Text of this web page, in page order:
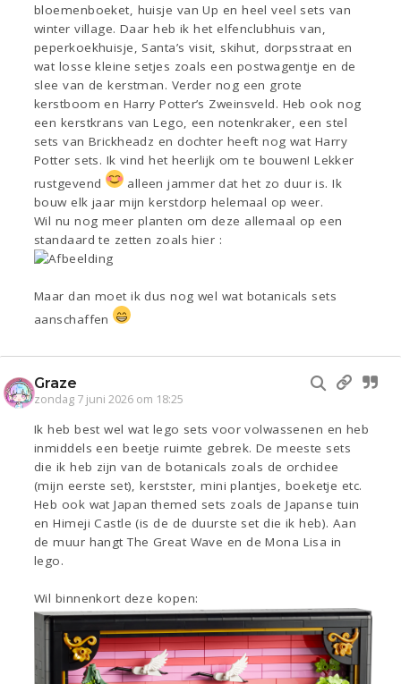
bloemenboeket, huisje van Up en heel veel sets van
winter village. Daar heb ik het elfenclubhuis van,
peperkoekhuisje, Santa’s visit, skihut, dorpsstraat en
wat losse kleine setjes zoals een postwagentje en de
slee van de kerstman. Verder nog een grote
kerstboom en Harry Potter’s Zweinsveld. Heb ook nog
een kerstkrans van Lego, een notenkraker, een stel
sets van Brickheadz en dochter heeft nog wat Harry
Potter sets. Ik vind het heerlijk om te bouwen! Lekker
rustgevend
alleen jammer dat het zo duur is. Ik
bouw elk jaar mijn kerstdorp helemaal op weer.
Wil nu nog meer planten om deze allemaal op een
standaard te zetten zoals hier :
Maar dan moet ik dus nog wel wat botanicals sets
aanschaffen
Graze
zondag 7 juni 2026 om 18:25
Ik heb best wel wat lego sets voor volwassenen en heb
inmiddels een beetje ruimte gebrek. De meeste sets
die ik heb zijn van de botanicals zoals de orchidee
(mijn eerste set), kerstster, mini plantjes, boeketje etc.
Heb ook wat Japan themed sets zoals de Japanse tuin
en Himeji Castle (is de de duurste set die ik heb). Aan
de muur hangt The Great Wave en de Mona Lisa in
lego.
Wil binnenkort deze kopen: